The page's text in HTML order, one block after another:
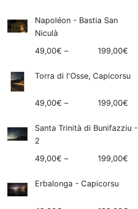
Napoléon - Bastia San
Niculà
49,00€ – 199,00€
Torra di l'Osse, Capicorsu
49,00€ – 199,00€
Santa Trinità di Bunifazziu -
2
49,00€ – 199,00€
Erbalonga - Capicorsu